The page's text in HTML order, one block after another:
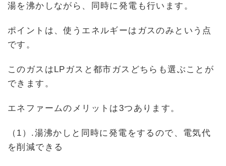
湯を沸かしながら、同時に発電も行います。
ポイントは、使うエネルギーはガスのみという点
です。
このガスはLPガスと都市ガスどちらも選ぶことが
できます。
エネファームのメリットは3つあります。
（1）.湯沸かしと同時に発電をするので、電気代
を削減できる